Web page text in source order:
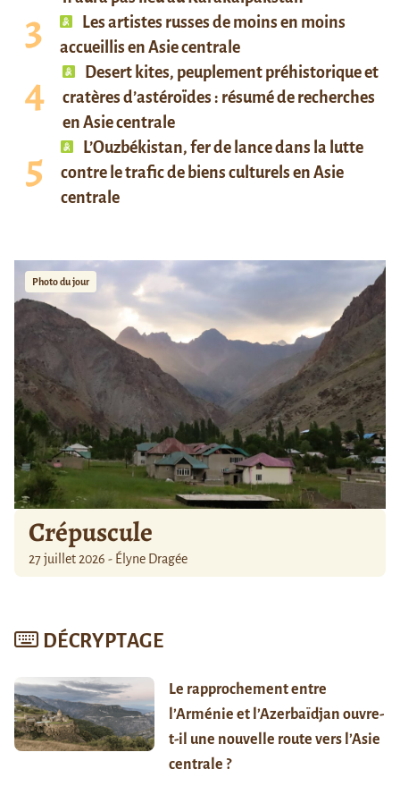
Les artistes russes de moins en moins
accueillis en Asie centrale
Desert kites, peuplement préhistorique et
cratères d’astéroïdes : résumé de recherches
en Asie centrale
L’Ouzbékistan, fer de lance dans la lutte
contre le trafic de biens culturels en Asie
centrale
Photo du jour
Crépuscule
27 juillet 2026 - Élyne Dragée
DÉCRYPTAGE
Le rapprochement entre
l’Arménie et l’Azerbaïdjan ouvre-
t-il une nouvelle route vers l’Asie
centrale ?